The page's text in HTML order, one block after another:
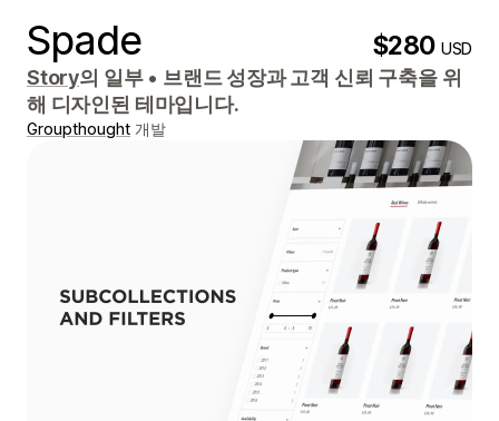
Spade $280USD
Story의 일부 • 브랜드 성장과 고객 신뢰 구축을 위
해 디자인된 테마입니다.
Groupthought 개발